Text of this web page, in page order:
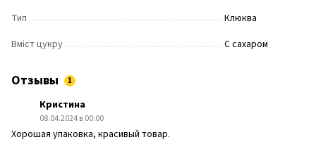
Тип
Клюква
Вміст цукру
С сахаром
Отзывы 1
Кристина
08.04.2024 в 00:00
Хорошая упаковка, красивый товар.